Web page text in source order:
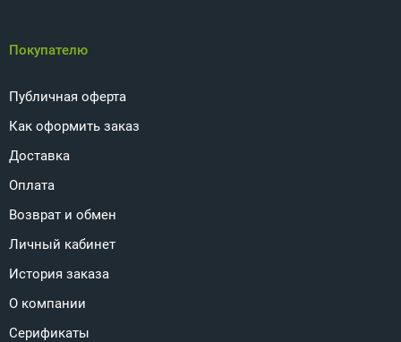
Покупателю
Публичная оферта
Как оформить заказ
Доставка
Оплата
Возврат и обмен
Личный кабинет
История заказа
О компании
Серификаты